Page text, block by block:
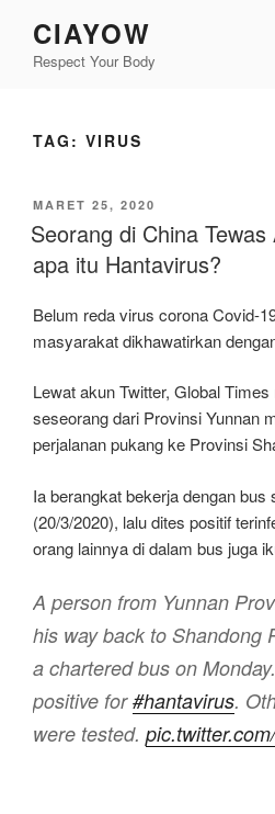
konten
CIAYOW
Respect Your Body
TAG: VIRUS
DIPOSKAN
PADA
MARET 25, 2020
Seorang di China
apa itu Hantavirus?
Belum reda virus corona Covid-
masyarakat dikhawatirkan
Lewat akun Twitter, Global
seseorang dari Provinsi Yunnan
perjalanan pukang ke Provinsi
Ia berangkat bekerja dengan bus
(20/3/2020), lalu dites positif
orang lainnya di dalam bus juga
A person from Yunnan
his way back to Shandong
a chartered bus on
positive for#hantavirus.
were tested.